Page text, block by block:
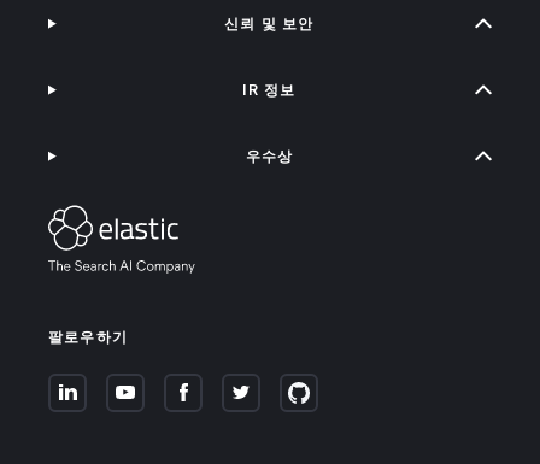
팔로우하기
신뢰 및 보안
IR 정보
우수상